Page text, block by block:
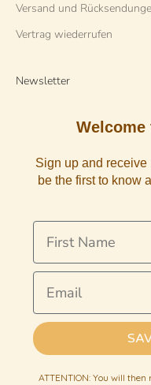
Versand und
Vertrag wiederrufen
Newsletter
Sign up and receive
be the first to know
First Name
Email
ATTENTION: You will